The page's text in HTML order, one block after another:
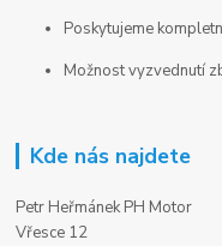
Poskytujeme
Možnost vyzvednutí
Kde nás najdete
Petr Heřmánek PH Motor
Vřesce 12